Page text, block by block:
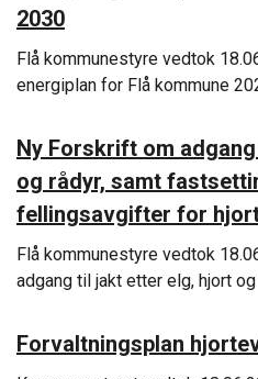
2030
Flå kommunestyre vedtok
energiplan for Flå kommune
Ny Forskrift om
og rådyr, samt
fellingsavgifter for
Flå kommunestyre vedtok
adgang til jakt etter elg, hjort og
Forvaltningsplan